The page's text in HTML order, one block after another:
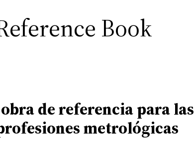
Book
de referencia para las
metrológicas